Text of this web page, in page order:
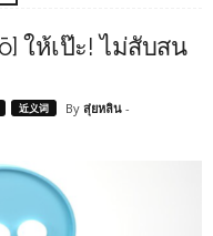
ให้เป๊ะ! ไม่สับสน
近义词 By สุ่ยหลิน -